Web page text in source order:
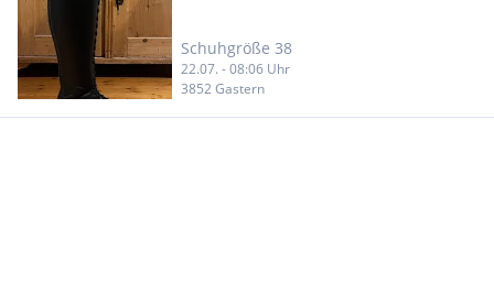
Schuhgröße 38
22.07. - 08:06 Uhr
3852 Gastern